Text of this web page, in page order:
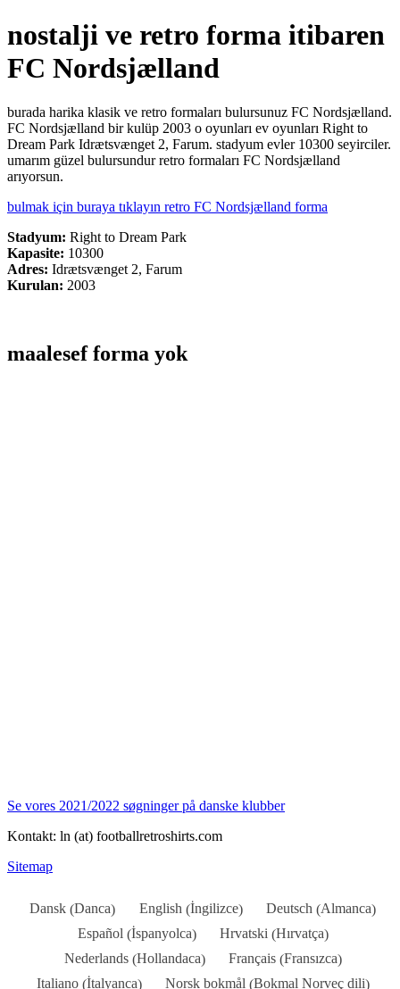
nostalji ve retro forma itibaren
FC Nordsjælland
burada harika klasik ve retro formaları bulursunuz FC Nordsjælland.
FC Nordsjælland bir kulüp 2003 o oyunları ev oyunları Right to
Dream Park Idrætsvænget 2, Farum. stadyum evler 10300 seyirciler.
umarım güzel bulursundur retro formaları FC Nordsjælland
arıyorsun.
bulmak için buraya tıklayın retro FC Nordsjælland forma
Stadyum: Right to Dream Park
Kapasite: 10300
Adres: Idrætsvænget 2, Farum
Kurulan: 2003
maalesef forma yok
Se vores 2021/2022 søgninger på danske klubber
Kontakt: ln (at) footballretroshirts.com
Sitemap
Dansk (Danca) English(İngilizce) Deutsch (Almanca)
Español(İspanyolca) Hrvatski(Hırvatça)
Nederlands(Hollandaca) Français(Fransızca)
Italiano(İtalyanca) Norsk bokmål(Bokmal Norveç dili)